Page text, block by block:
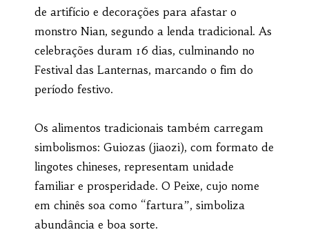
de artifício e decorações para afastar o
monstro Nian, segundo a lenda tradicional. As
celebrações duram 16 dias, culminando no
Festival das Lanternas, marcando o fim do
período festivo.
Os alimentos tradicionais também carregam
simbolismos: Guiozas (jiaozi), com formato de
lingotes chineses, representam unidade
familiar e prosperidade. O Peixe, cujo nome
em chinês soa como “fartura”, simboliza
abundância e boa sorte.